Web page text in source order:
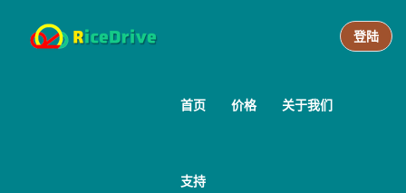
登陆
首页 价格 关于我们
支持